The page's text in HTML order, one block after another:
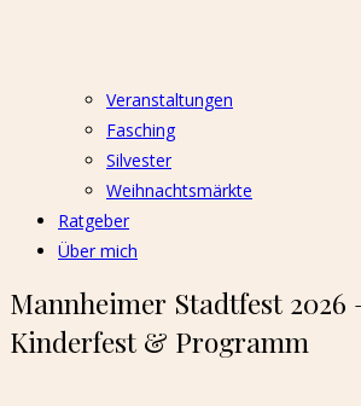
Veranstaltungen
Fasching
Silvester
Weihnachtsmärkte
Ratgeber
Über mich
Mannheimer Stadtfest 2026
Kinderfest & Programm